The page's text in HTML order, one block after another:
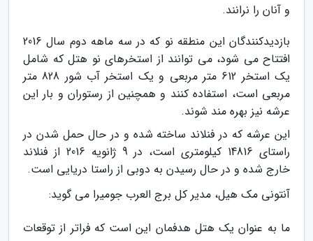
و آنان را نرانند.
بازدیدکنندگان این منطقه نو که در سه ماهه دوم سال 2016
افتتاح می شود، می توانند از استخرهای نو هتل که شامل
یک استخر 612 متر مربعی و یک استخر آب شور 828 متر
مربعی است، استفاده کنند و همچنین از رستوران و بار این
عرشه نیز بهره مند شوند.
این عرشه که در فنلاند ساخته شده و در حال حمل شدن در
راستای 14816 کیلومتری است، در 9 ژانویه 2016 از فنلاند
خارج شده و در حال رسیدن به دوبی از راستا دریایی است.
آنتونی مک هیل، مدیر کل برج العرب جومیرا می گوید:
ما به عنوان یک هتل هدفمان این است که فراتر از توقعات